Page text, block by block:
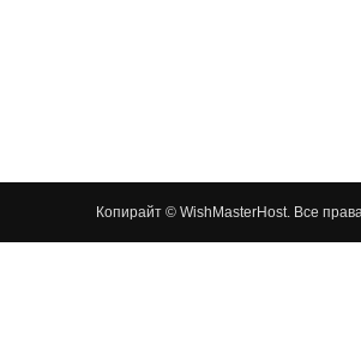
Копирайт © WishMasterHost. Все